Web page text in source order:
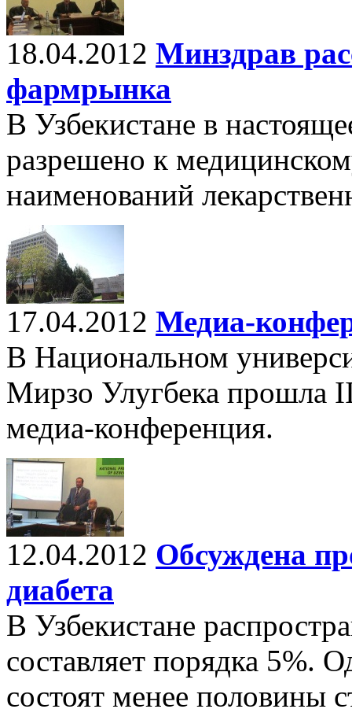
18.04.2012 Минздрав
фармрынка
В Узбекистане в
разрешено к
наименований
17.04.2012 Медиа-
В Национальном
Мирзо Улугбека прошла
медиа-конференция.
12.04.2012 Обсуждена
диабета
В Узбекистане
составляет порядка 5%.
состоят менее половины